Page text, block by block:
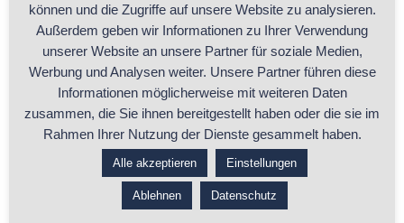
angebotene, günstigste Standardlieferung gewählt
haben), unverzüglich und spätestens binnen vierzehn
Tagen ab dem Tag zurückzuzahlen, an dem die
Mitteilung über Ihren Widerruf dieses Vertrags bei uns
eingegangen ist. Für diese Rückzahlung verwenden wir
dasselbe Zahlungsmittel, das Sie bei der
ursprünglichen Transaktion eingesetzt haben, es sei
denn, mit Ihnen wurde ausdrücklich etwas anderes
können und die Zugriffe auf unsere Website zu analysieren.
Außerdem geben wir Informationen zu Ihrer Verwendung
unserer Website an unsere Partner für soziale Medien,
Werbung und Analysen weiter. Unsere Partner führen diese
Informationen möglicherweise mit weiteren Daten
zusammen, die Sie ihnen bereitgestellt haben oder die sie im
Rahmen Ihrer Nutzung der Dienste gesammelt haben.
Alle akzeptieren Einstellungen
Ablehnen Datenschutz